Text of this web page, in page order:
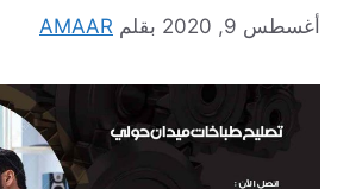
أغسطس 9, 2020 بقلم AMAAR